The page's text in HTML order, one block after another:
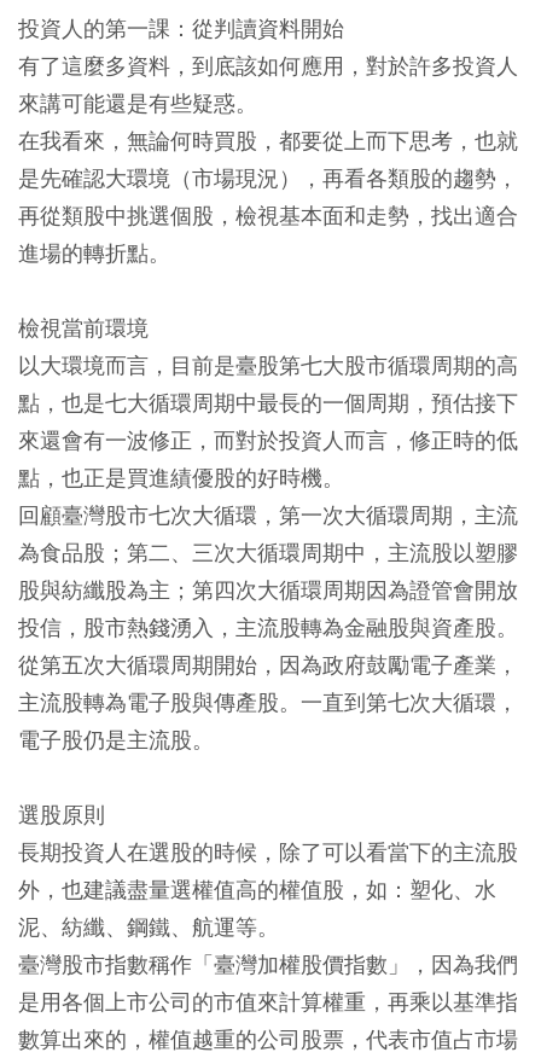
投資人的第一課：從判讀資料開始
有了這麼多資料，到底該如何應用，對於許多投資人
來講可能還是有些疑惑。
在我看來，無論何時買股，都要從上而下思考，也就
是先確認大環境（市場現況），再看各類股的趨勢，
再從類股中挑選個股，檢視基本面和走勢，找出適合
進場的轉折點。
檢視當前環境
以大環境而言，目前是臺股第七大股市循環周期的高
點，也是七大循環周期中最長的一個周期，預估接下
來還會有一波修正，而對於投資人而言，修正時的低
點，也正是買進績優股的好時機。
回顧臺灣股市七次大循環，第一次大循環周期，主流
為食品股；第二、三次大循環周期中，主流股以塑膠
股與紡纖股為主；第四次大循環周期因為證管會開放
投信，股市熱錢湧入，主流股轉為金融股與資產股。
從第五次大循環周期開始，因為政府鼓勵電子產業，
主流股轉為電子股與傳產股。一直到第七次大循環，
電子股仍是主流股。
選股原則
長期投資人在選股的時候，除了可以看當下的主流股
外，也建議盡量選權值高的權值股，如：塑化、水
泥、紡纖、鋼鐵、航運等。
臺灣股市指數稱作「臺灣加權股價指數」，因為我們
是用各個上市公司的市值來計算權重，再乘以基準指
數算出來的，權值越重的公司股票，代表市值占市場